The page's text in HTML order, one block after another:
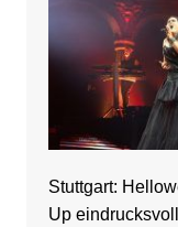
Stuttgart:
Up